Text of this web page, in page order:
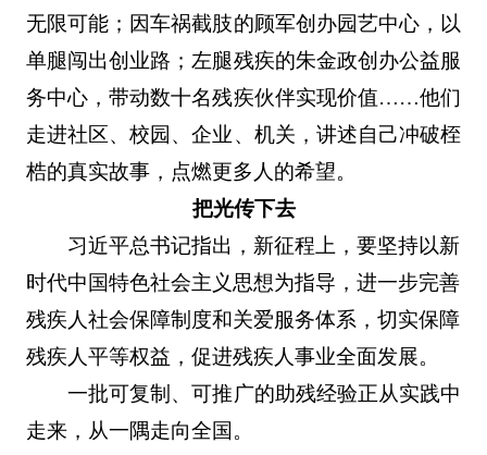
无限可能；因车祸截肢的顾军创办园艺中心，以
单腿闯出创业路；左腿残疾的朱金政创办公益服
务中心，带动数十名残疾伙伴实现价值……他们
走进社区、校园、企业、机关，讲述自己冲破桎
梏的真实故事，点燃更多人的希望。
把光传下去
习近平总书记指出，新征程上，要坚持以新
时代中国特色社会主义思想为指导，进一步完善
残疾人社会保障制度和关爱服务体系，切实保障
残疾人平等权益，促进残疾人事业全面发展。
一批可复制、可推广的助残经验正从实践中
走来，从一隅走向全国。